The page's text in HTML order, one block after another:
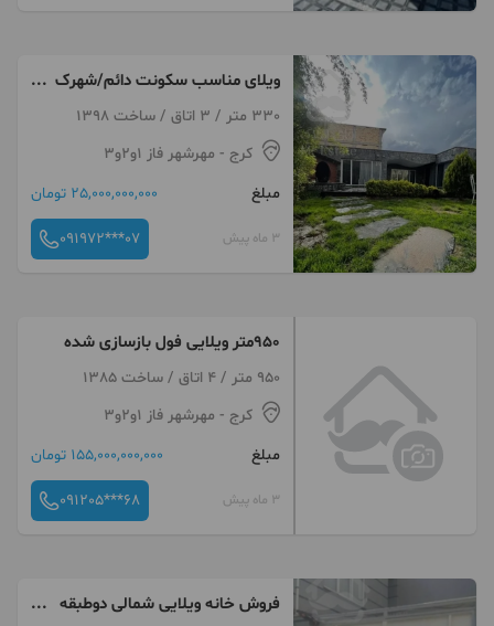
ویلای مناسب سکونت دائم/شهرک
VIP/شهرک زعفرانیه
330 متر / 3 اتاق / ساخت 1398
کرج - مهرشهر فاز ۱و۲و۳
مبلغ
25,000,000,000 تومان
3 ماه پیش 091972***07
950متر ویلایی فول بازسازی شده
950 متر / 4 اتاق / ساخت 1385
کرج - مهرشهر فاز ۱و۲و۳
مبلغ
155,000,000,000 تومان
3 ماه پیش 091205***68
فروش خانه ویلایی شمالی دوطبقه